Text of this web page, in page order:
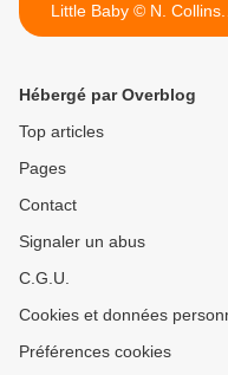
Little Baby © N. Collins.
1993-96
Hébergé par Overblog
Top articles
Pages
Contact
Signaler un abus
C.G.U.
Cookies et données
Préférences cookies